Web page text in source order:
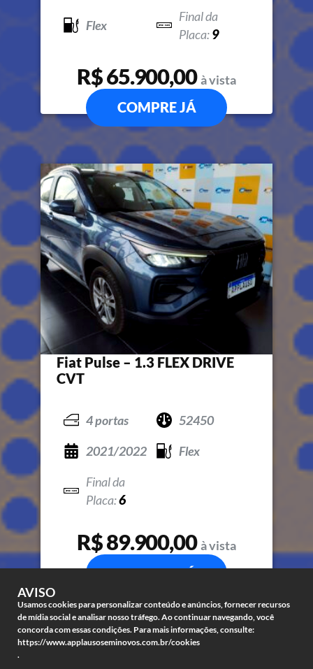
Flex
9
R$ 65.900,00à vista
COMPRE JÁ
Fiat Pulse – 1.3 FLEX DRIVE
CVT
4 portas
52450
2021/2022
Flex
6
R$ 89.900,00à vista
COMPRE JÁ
AVISO
Usamos cookies para personalizar conteúdo e anúncios, fornecer recursos
de mídia social e analisar nosso tráfego. Ao continuar navegando, você
concorda com essas condições. Para mais informações, consulte:
https://www.applausoseminovos.com.br/cookies
.